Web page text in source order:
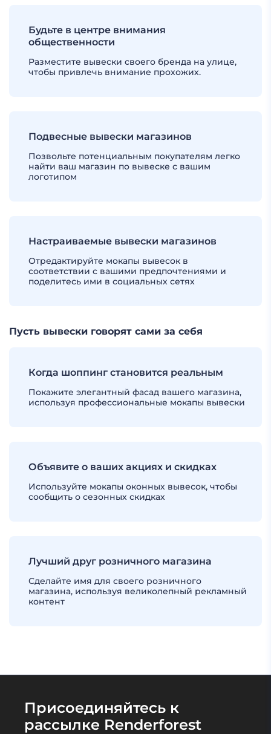
Будьте в центре внимания
общественности
Разместите вывески своего бренда на улице,
чтобы привлечь внимание прохожих.
Подвесные вывески магазинов
Позвольте потенциальным покупателям легко
найти ваш магазин по вывеске с вашим
логотипом
Настраиваемые вывески магазинов
Отредактируйте мокапы вывесок в
соответствии с вашими предпочтениями и
поделитесь ими в социальных сетях
Пусть вывески говорят сами за себя
Когда шоппинг становится реальным
Покажите элегантный фасад вашего магазина,
используя профессиональные мокапы вывески
Объявите о ваших акциях и скидках
Используйте мокапы оконных вывесок, чтобы
сообщить о сезонных скидках
Лучший друг розничного магазина
Сделайте имя для своего розничного
магазина, используя великолепный рекламный
контент
Присоединяйтесь к
рассылке Renderforest